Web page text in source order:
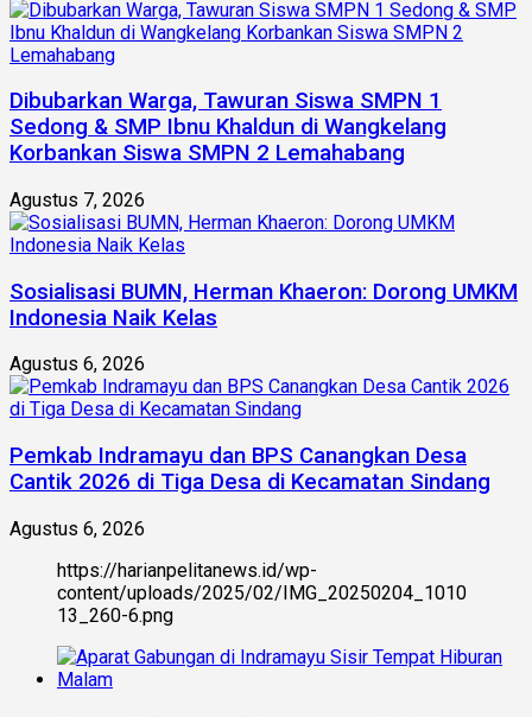
Dibubarkan Warga, Tawuran Siswa SMPN 1
Sedong & SMP Ibnu Khaldun di Wangkelang
Korbankan Siswa SMPN 2 Lemahabang
Agustus 7, 2026
Sosialisasi BUMN, Herman Khaeron: Dorong UMKM
Indonesia Naik Kelas
Agustus 6, 2026
Pemkab Indramayu dan BPS Canangkan Desa
Cantik 2026 di Tiga Desa di Kecamatan Sindang
Agustus 6, 2026
https://harianpelitanews.id/wp-
content/uploads/2025/02/IMG_20250204_1010
13_260-6.png